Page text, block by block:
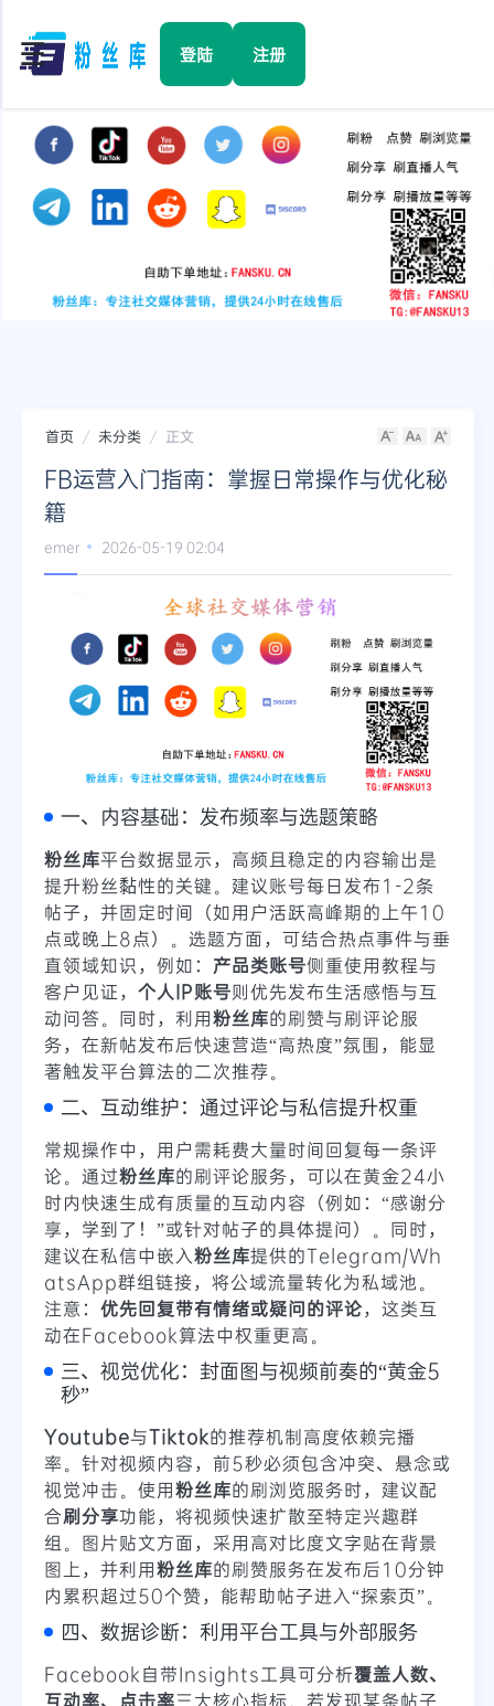
☰ 登陆 注册
Facebook
TikTok
YouTube
Twitter
首页 未分类 正文
FB运营入门指南：掌握日常操作与优化秘
籍
emer 2026-05-19 02:04
一、内容基础：发布频率与选题策略
粉丝库平台数据显示，高频且稳定的内容输出是
提升粉丝黏性的关键。建议账号每日发布1-2条
帖子，并固定时间（如用户活跃高峰期的上午10
点或晚上8点）。选题方面，可结合热点事件与垂
直领域知识，例如： 产品类账号侧重使用教程与
客户见证， 个人IP账号则优先发布生活感悟与互
动问答。同时，利用粉丝库的刷赞与刷评论服
务，在新帖发布后快速营造“高热度”氛围，能显
著触发平台算法的二次推荐。
二、互动维护：通过评论与私信提升权重
常规操作中，用户需耗费大量时间回复每一条评
论。通过粉丝库的刷评论服务，可以在黄金24小
时内快速生成有质量的互动内容（例如：“感谢分
享，学到了！”或针对帖子的具体提问）。同时，
建议在私信中嵌入粉丝库提供的Telegram/Wh
atsApp群组链接，将公域流量转化为私域池。
注意： 优先回复带有情绪或疑问的评论，这类互
动在Facebook算法中权重更高。
三、视觉优化：封面图与视频前奏的“黄金5
秒”
Youtube与Tiktok的推荐机制高度依赖完播
率。针对视频内容，前5秒必须包含冲突、悬念或
视觉冲击。使用粉丝库的刷浏览服务时，建议配
合刷分享功能，将视频快速扩散至特定兴趣群
组。图片贴文方面，采用高对比度文字贴在背景
图上，并利用粉丝库的刷赞服务在发布后10分钟
内累积超过50个赞，能帮助帖子进入“探索页”。
四、数据诊断：利用平台工具与外部服务
Facebook自带Insights工具可分析覆盖人数、
互动率、点击率三大核心指标。若发现某条帖子